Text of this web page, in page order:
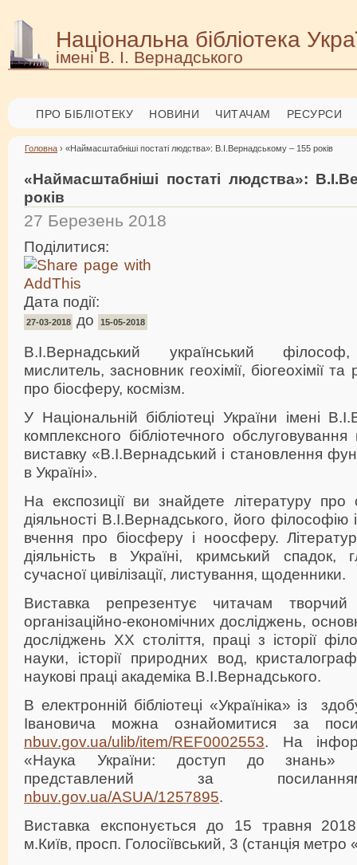
Національна бібліотека
імені В. І. Вернадського
ПРО БІБЛІОТЕКУ НОВИНИ ЧИТАЧАМ РЕСУРСИ
Головна › «Наймасштабніші постаті людства»: В.І.Вернадському – 155 років
«Наймасштабніші постаті людства»:
років
27 Березень 2018
Поділитися:
Дата події:
27-03-2018 до 15-05-2018
В.І.Вернадський український
мислитель, засновник геохімії, біогеохімії та
про біосферу, космізм.
У Національній бібліотеці України імені
комплексного бібліотечного
виставку «В.І.Вернадський і становлення
в Україні».
На експозиції ви знайдете літературу про
діяльності В.І.Вернадського, його філософію
вчення про біосферу і ноосферу.
діяльність в Україні, кримський спадок,
сучасної цивілізації, листування, щоденники.
Виставка репрезентує читачам
організаційно-економічних досліджень,
досліджень ХХ століття, праці з історії
науки, історії природних вод,
наукові праці академіка В.І.Вернадського.
В електронній бібліотеці «Україніка» із
Івановича можна ознайомитися за
nbuv.gov.ua/ulib/item/REF0002553. На
«Наука України: доступ до знань»
представлений за
nbuv.gov.ua/ASUA/1257895.
Виставка експонується до 15 травня
м.Київ, просп. Голосіївський, 3 (станція метро